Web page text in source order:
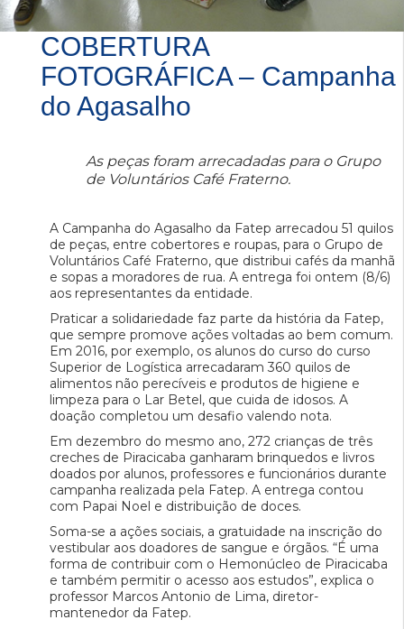
COBERTURA
FOTOGRÁFICA – Campanha
do Agasalho
As peças foram arrecadadas para o Grupo
de Voluntários Café Fraterno.
A Campanha do Agasalho da Fatep arrecadou 51 quilos
de peças, entre cobertores e roupas, para o Grupo de
Voluntários Café Fraterno, que distribui cafés da manhã
e sopas a moradores de rua. A entrega foi ontem (8/6)
aos representantes da entidade.
Praticar a solidariedade faz parte da história da Fatep,
que sempre promove ações voltadas ao bem comum.
Em 2016, por exemplo, os alunos do curso do curso
Superior de Logística arrecadaram 360 quilos de
alimentos não perecíveis e produtos de higiene e
limpeza para o Lar Betel, que cuida de idosos. A
doação completou um desafio valendo nota.
Em dezembro do mesmo ano, 272 crianças de três
creches de Piracicaba ganharam brinquedos e livros
doados por alunos, professores e funcionários durante
campanha realizada pela Fatep. A entrega contou
com Papai Noel e distribuição de doces.
Soma-se a ações sociais, a gratuidade na inscrição do
vestibular aos doadores de sangue e órgãos. “É uma
forma de contribuir com o Hemonúcleo de Piracicaba
e também permitir o acesso aos estudos”, explica o
professor Marcos Antonio de Lima, diretor-
mantenedor da Fatep.